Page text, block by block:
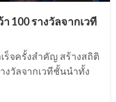
100 รางวัลจากเวที
ร็จครั้งสำคัญ สร้างสถิติ
งวัลจากเวทีชั้นนำทั้ง